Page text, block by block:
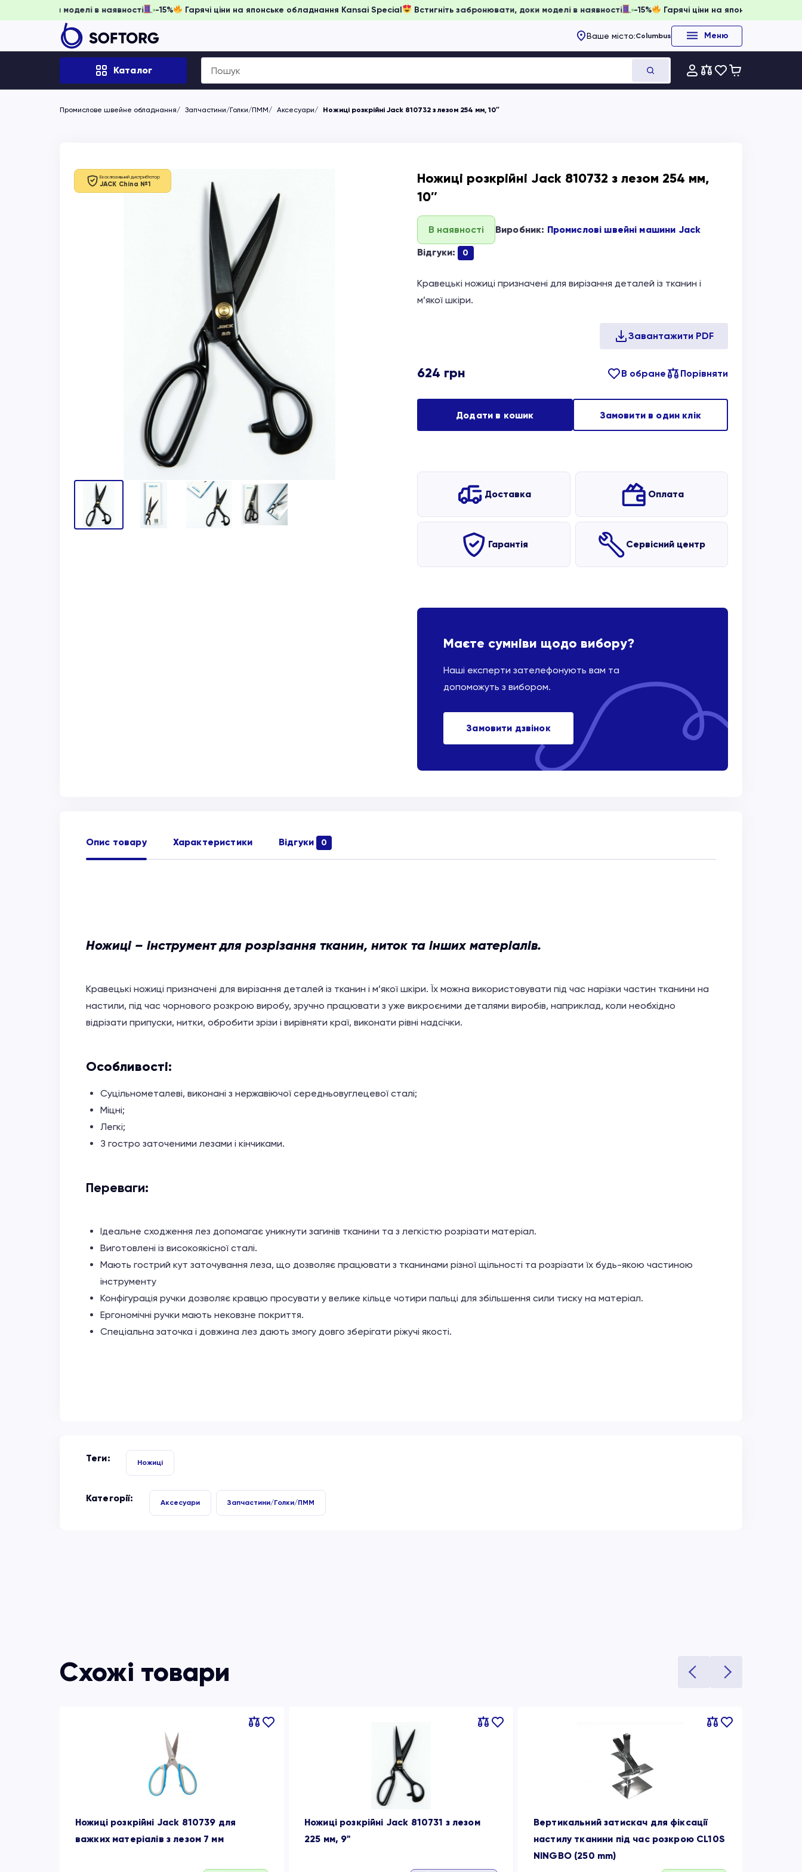
забронювати, доки моделі в наявності -15% Гарячі ціни на японське обладнання Kansai Special Встигніть забронювати, доки моделі в наявності -15% Гарячі ціни на
Ваше місто:Columbus Меню
Каталог
Search
for:
Промислове швейне обладнання Запчастини/Голки/ПММ Аксесуари Ножиці розкрійні Jack 810732 з лезом 254 мм, 10″
Ексклюзивний дистриб'ютор
JACK China №1
Ножиці розкрійні Jack 810732 з лезом 254 мм,
10″
В наявності Виробник: Промислові швейні машини Jack
Відгуки:
0
Кравецькі ножиці призначені для вирізання деталей із тканин і
м’якої шкіри.
624 грн В обране Порівняти
Додати в кошик Замовити в один клік
Доставка Оплата
Гарантія Сервісний центр
Маєте сумніви щодо вибору?
Наші експерти зателефонують вам та
допоможуть з вибором.
Замовити дзвінок
Опис товару Характеристики Відгуки 0
Ножиці – інструмент для розрізання тканин, ниток та інших матеріалів.
Кравецькі ножиці призначені для вирізання деталей із тканин і м’якої шкіри. Їх можна використовувати під час нарізки частин тканини на
настили, під час чорнового розкрою виробу, зручно працювати з уже викроєними деталями виробів, наприклад, коли необхідно
відрізати припуски, нитки, обробити зрізи і вирівняти краї, виконати рівні надсічки.
Особливості:
Суцільнометалеві, виконані з нержавіючої середньовуглецевої сталі;
Міцні;
Легкі;
З гостро заточеними лезами і кінчиками.
Переваги:
Ідеальне сходження лез допомагає уникнути загинів тканини та з легкістю розрізати матеріал.
Виготовлені із високоякісної сталі.
Мають гострий кут заточування леза, що дозволяє працювати з тканинами різної щільності та розрізати їх будь-якою частиною
інструменту
Конфігурація ручки дозволяє кравцю просувати у велике кільце чотири пальці для збільшення сили тиску на матеріал.
Ергономічні ручки мають нековзне покриття.
Спеціальна заточка і довжина лез дають змогу довго зберігати ріжучі якості.
Теги: Ножиці
Категорії: Аксесуари Запчастини/Голки/ПММ
Схожі товари
Порівняти
В
Ножиці розкрійні Jack 810739 для
важких матеріалів з лезом 7 мм
Порівняти
В
Ножиці розкрійні Jack 810731 з лезом
225 мм, 9"
Порівняти
В
Вертикальний затискач для фіксації
настилу тканини під час розкрою CL10S
NINGBO (250 mm)